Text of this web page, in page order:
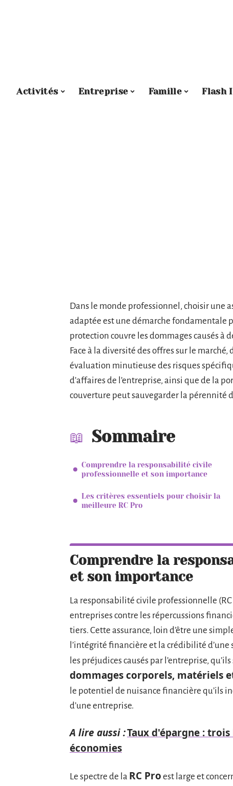
Activités Entreprise Famille Flash
Dans le monde professionnel, choisir une
adaptée est une démarche fondamentale
protection couvre les dommages causés à
Face à la diversité des offres sur le
évaluation minutieuse des risques
d’affaires de l’entreprise, ainsi que de la
couverture peut sauvegarder la pérennité
Sommaire
Comprendre la responsabilité civile
professionnelle et son importance
Les critères essentiels pour choisir la
meilleure RC Pro
Comprendre la
et son importance
La responsabilité civile professionnelle
entreprises contre les répercussions
tiers. Cette assurance, loin d’être une
l’intégrité financière et la crédibilité
les préjudices causés par l’entreprise,
dommages corporels, matériels
le potentiel de nuisance financière qu’ils
d’une entreprise.
A lire aussi :Taux d'épargne :
économies
Le spectre de la RC Pro est large et